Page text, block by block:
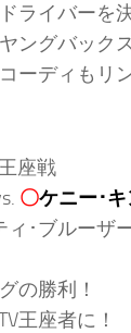
ライバーを
ングバック
ーディもリ
座戦
〇ケニー･
･ブルーザ
の勝利！
王座者に！